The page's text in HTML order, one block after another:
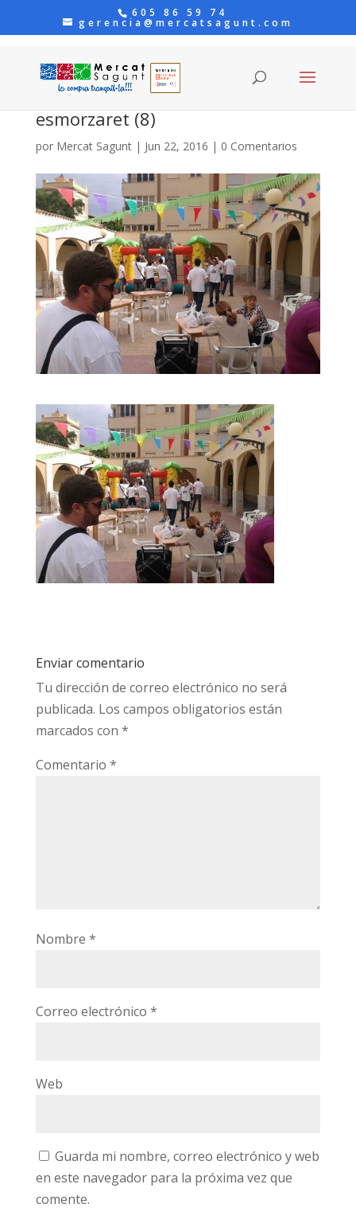
605 86 59 74
gerencia@mercatsagunt.com
esmorzaret (8)
por Mercat Sagunt| Jun 22, 2016 | 0 Comentarios
Enviar comentario
Tu dirección de correo electrónico no será
publicada. Los campos obligatorios están
marcados con *
Comentario *
Nombre *
Correo electrónico *
Web
Guarda mi nombre, correo electrónico y web
en este navegador para la próxima vez que
comente.